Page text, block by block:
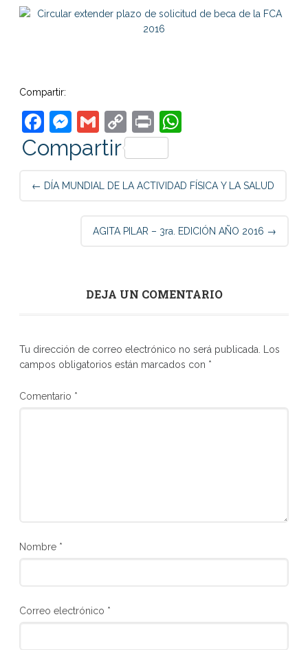
Compartir:
Facebook
Messenger
Gmail
Copy
Link
PrintWhatsApp
Compartir
Post
← DÍA MUNDIAL DE LA ACTIVIDAD FÍSICA Y LA SALUD
AGITA PILAR – 3ra. EDICIÓN AÑO 2016 →
DEJA UN COMENTARIO
Tu dirección de correo electrónico no será publicada. Los
campos obligatorios están marcados con *
Comentario *
Nombre *
Correo electrónico *